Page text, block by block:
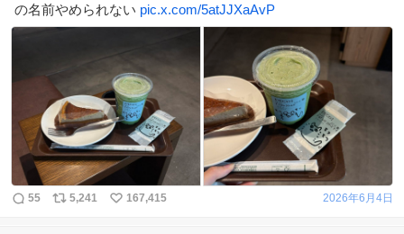
の名前やめられない pic.x.com/5atJJXaAvP
55 5,241 167,415 2026年6月4日